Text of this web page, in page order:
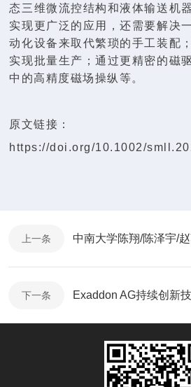
态三维微流控结构和液体输送机
实现更广泛的应用，还需要解决
动化设备来取代繁琐的手工装配
实现批量生产；通过更精密的磁
中的高精度磁场操纵等。
原文链接：
https://doi.org/10.1002/
上一条
下一条